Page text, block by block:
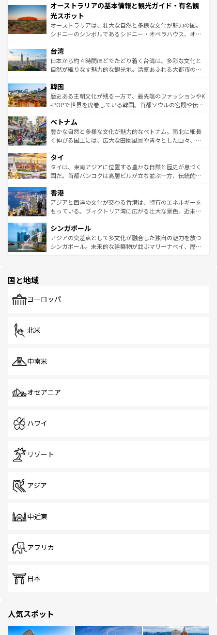
部のニューオーリンズでは、音楽と美食が融合した独特の
文化が魅力。旅行者はアメリカの各地域で異なる魅力を楽
しみながら、その多様性と豊かな歴史を感じることができ
るだろう。車でのロードトリップや列車の旅も、アメリカ
情報は
ワイ島は見逃せない。また、定番の観光地といえばオアフ
島だが、静かな自然を求めるならマウイ島やカウアイ島が
おすすめ。エメラルドグリーンに輝く海をはじめ、豊かな
文化や歴史が息づいている。「アロハスピリット」と呼ば
人々、おいしいローカルフードやハワイアンミュージッ
ク、伝統的なフラダンスなど、すべてがハワイの魅力を彩
っている。訪れるたびに新しい発見と感動が待っているハ
はコンテンツ一覧
オーストラリアの基本情報と観光ガイド・有名観
光スポット
オーストラリアは、壮大な自然と多様な文化が魅力の国。
シドニーのシンボルであるシドニー・オペラハウス、オー
リアリーフや大陸中央部にそびえるウルル（エアーズロッ
ク）、タスマニアの美しい原生林やケアンズの熱帯雨林な
ど、見どころがたくさん。また、カフェやワイン、オージ
いる。アクティビティも充実しており、サーフィンやダイ
ビング、ハイキングなど、アウトドア好きにはたまらな
い。オーストラリアの多彩な魅力を存分に味わいつくそ
参照してほしい。
台湾
日本から約４時間ほどでたどり着く台湾は、多彩な文化と
自然が織りなす魅力的な観光地。活気あふれる大都市の台
ン）、静ひつな山岳地帯である台湾東部など、都市の喧騒
と山間の静けさが共存しており、訪れる人に新しい発見と
驚きをもたらしてくれる。また、奥深い台湾の食文化も魅
容にもいいと評判のスイーツなど、バラエティ豊かな料理
が味わえる。 なお、新着の台湾情報は コンテンツ一覧を参
照してほしい。
韓国
歴史ある王朝文化が残る一方で、最先端のファッションやK
-POPで世界を席巻している韓国。首都ソウルの宮殿や伝統
き、地方に足を延ばせば四季折々の自然美を楽しむことが
できる。そして、キムチや焼肉、絶品のストリートフード
まで、さまざまな韓国料理が待っている。夜には、韓国な
リティに包まれながら、韓国の多彩な魅力を心ゆくまで味
わってみてほしい。 なお、新着の韓国情報はコンテンツ一
覧を参照してほしい。
ベトナム
豊かな自然と多様な文化が魅力的なベトナム。南北に細長
く伸びる国土には、広大な田園風景や青々とした山々、世
急速な発展と共に伝統が息づく。ハノイの古い町並みやホ
ーチミン市のフランス統治時代の建物も、独特の雰囲気を
醸し出している。また、バラエティの豊かさとおいしさで
とつ。フォーやバインミー、ベトナムコーヒーなどは、ぜ
ひ現地で味わいたい。どの地域を訪れてもあたたかい人々
が旅行者を迎えてくれるので、きっと忘れられない旅にな
参照してほしい。
タイ
タイは、東南アジアに位置する豊かな自然と歴史が息づく
国だ。首都バンコクは高層ビルが立ち並ぶ一方、伝統的な
の活気が交差している。北部ではチェンマイなどの山岳地
帯で自然と触れ合い、南部ではプーケットやクラビの美し
いビーチでリゾート気分を楽しむことができる。タイ料理
激する。気候は一年中温暖で、どの季節にも異なる楽しみ
が待っている。親しみやすいタイの人々、仏教を中心とし
た文化、そして多様な観光資源が、訪れる旅人を魅了し続
香港
アジアと西洋の文化が交わる香港は、特有のエネルギーを
もっている。ヴィクトリア湾に広がる壮大な景色、近未来
み、どこを訪れても感動するはず。観光スポットが密集し
ており、効率よく見どころを回れるのも魅力。息をのむよ
うな絶景から文化的な体験まで、香港を存分に楽しみ尽く
シンガポール
アジアの交差点として多文化が融合した独自の魅力を放つ
シンガポール。未来的な建築物が並ぶマリーナベイ、歴史
で、ホーカーズは地元の風情を楽しめる外せないスポット
国と地域
ヨーロッパ
北米
中南米
オセアニア
ハワイ
リゾート
アジア
中近東
アフリカ
日本
人気スポット